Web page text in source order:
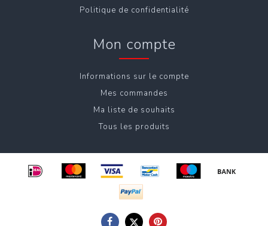
Politique de confidentialité
Mon compte
Informations sur le compte
Mes commandes
Ma liste de souhaits
Tous les produits